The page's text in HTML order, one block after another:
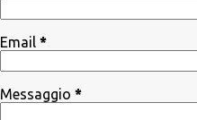
Email *
Messaggio *